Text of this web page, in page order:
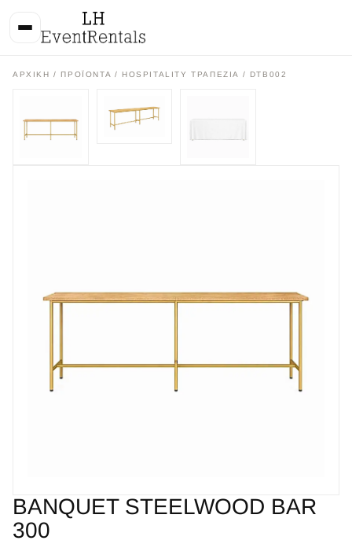
ΑΡΧΙΚΉ / ΠΡΟΪΌΝΤΑ / HOSPITALITY ΤΡΑΠΕΖΙΑ / DTB002
BANQUET STEELWOOD BAR
300